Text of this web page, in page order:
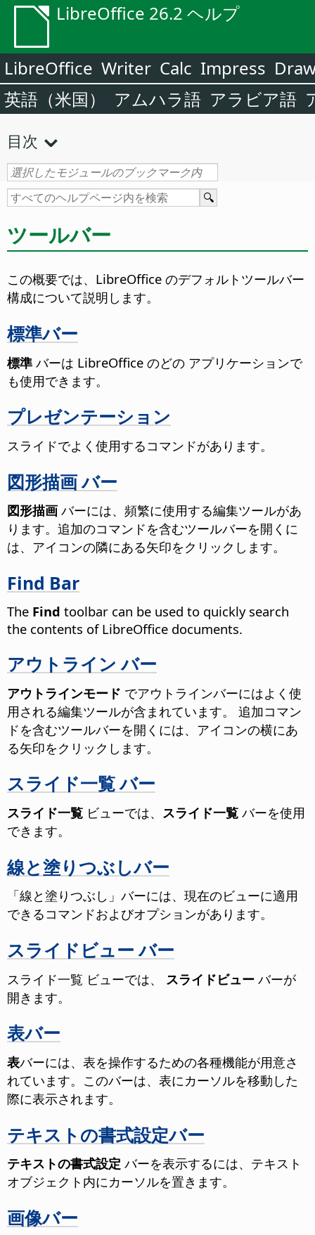
LibreOffice 26.2 ヘルプ
LibreOffice Writer Calc Impress
英語（米国）
アムハラ語 アラビア語
目次
ツールバー
この概要では、LibreOffice のデフォルトツールバー
構成について説明します。
標準バー
標準 バーは LibreOffice のどの アプリケーションで
も使用できます。
プレゼンテーション
スライドでよく使用するコマンドがあります。
図形描画 バー
図形描画 バーには、頻繁に使用する編集ツールがあ
ります。追加のコマンドを含むツールバーを開くに
は、アイコンの隣にある矢印をクリックします。
Find Bar
The Find toolbar can be used to quickly search
the contents of LibreOffice documents.
アウトライン バー
アウトラインモード でアウトラインバーにはよく使
用される編集ツールが含まれています。
追加コマン
ドを含むツールバーを開くには、アイコンの横にあ
る矢印をクリックします。
スライド一覧 バー
スライド一覧 ビューでは、 スライド一覧 バーを使用
できます。
線と塗りつぶしバー
「線と塗りつぶし」バーには、現在のビューに適用
できるコマンドおよびオプションがあります。
スライドビュー バー
スライド一覧 ビューでは、 スライドビュー バーが
開きます。
表バー
表バーには、表を操作するための各種機能が用意さ
れています。このバーは、表にカーソルを移動した
際に表示されます。
テキストの書式設定バー
テキストの書式設定 バーを表示するには、テキスト
オブジェクト内にカーソルを置きます。
画像バー